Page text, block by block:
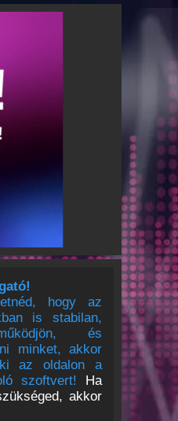
hogy az
is stabilan,
és
minket, akkor
az oldalon a
szoftvert!
Ha
akkor